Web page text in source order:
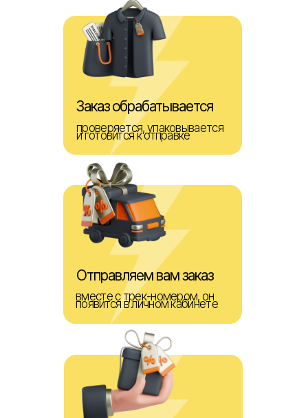
проверяется, упаковывается
и готовится к отправке
Заказ обрабатывается
вместе с трек-номером, он
появится в личном кабинете
Отправляем вам заказ